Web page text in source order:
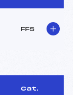
FFS
Cat.